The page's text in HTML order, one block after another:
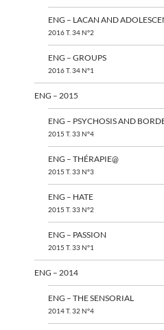
ENG – LACAN AND
2016 T. 34 N°2
ENG – GROUPS
2016 T. 34 N°1
ENG – 2015
ENG – PSYCHOSIS AND
2015 T. 33 N°4
ENG – THÉRAPIE@
2015 T. 33 N°3
ENG – HATE
2015 T. 33 N°2
ENG – PASSION
2015 T. 33 N°1
ENG – 2014
ENG – THE SENSORIAL
2014 T. 32 N°4